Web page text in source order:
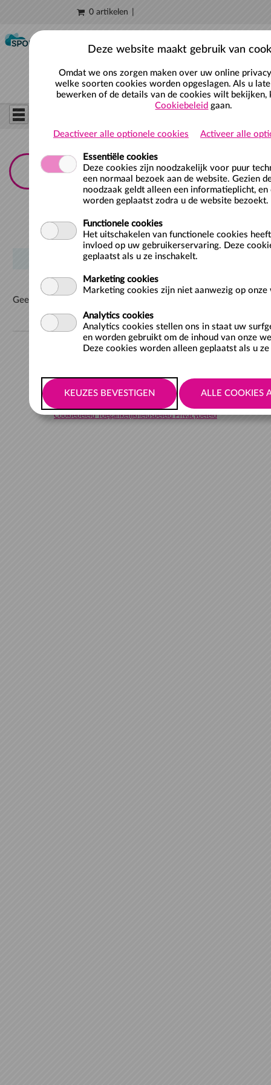
Naar hoofdinhoud
0 artikelen
Sorteer:
OMSCHRIJVING
Geen artikelen gevonden
1
Cookiebeleid Toegankelijkheidsbeleid Privacybeleid
Deze website maakt gebruik van
Omdat we ons zorgen maken over uw online
welke soorten cookies worden opgeslagen. Als u
bewerken of de details van de cookies wilt bekijken,
Cookiebeleid gaan.
Deactiveer alle optionele cookies Activeer alle
Essentiële cookies
Deze cookies zijn noodzakelijk voor puur
een normaal bezoek aan de website. Gezien
noodzaak geldt alleen een informatieplicht, en
worden geplaatst zodra u de website bezoekt.
Functionele cookies
Het uitschakelen van functionele cookies
invloed op uw gebruikerservaring. Deze
geplaatst als u ze inschakelt.
Marketing cookies
Marketing cookies zijn niet aanwezig op onze
Analytics cookies
Analytics cookies stellen ons in staat uw
en worden gebruikt om de inhoud van onze
Deze cookies worden alleen geplaatst als u